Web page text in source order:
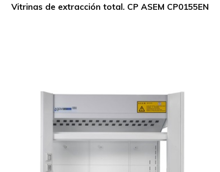
Vitrinas de extracción total. CP ASEM CP0155EN